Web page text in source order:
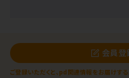
会員登
ご登録いただくと、pd関連情報をお届けす